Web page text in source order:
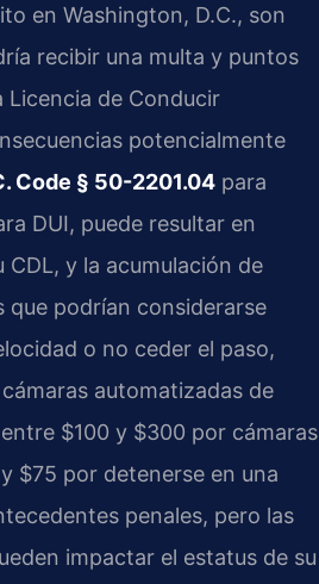
en Washington, D.C., son
recibir una multa y puntos
de Conducir
potencialmente
Code § 50-2201.04 para
DUI, puede resultar en
y la acumulación de
que podrían considerarse
o no ceder el paso,
automatizadas de
$100 y $300 por cámaras
$75 por detenerse en una
penales, pero las
impactar el estatus de su